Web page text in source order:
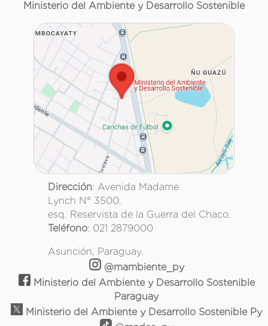
Ministerio del Ambiente y Desarrollo Sostenible
Dirección: Avenida Madame
Lynch N° 3500.
esq. Reservista de la Guerra del Chaco.
Teléfono: 021 2879000
Asunción, Paraguay.
@mambiente_py
Ministerio del Ambiente y Desarrollo Sostenible
Paraguay
Ministerio del Ambiente y Desarrollo Sostenible Py